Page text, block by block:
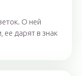
О ней
ее дарят в знак